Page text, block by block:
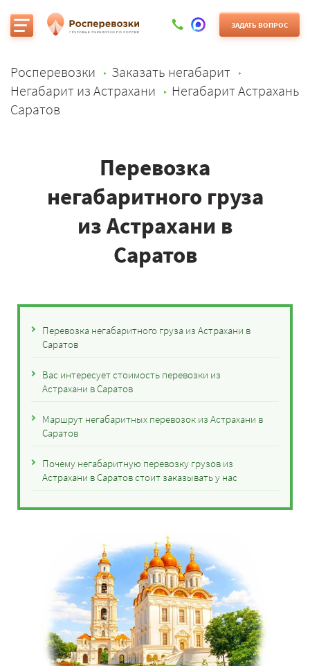
ЗАДАТЬ ВОПРОС
Росперевозки
Заказать негабарит
Негабарит из Астрахани
Негабарит Астрахань
Саратов
Перевозка
негабаритного груза
из Астрахани в
Саратов
Перевозка негабаритного груза из Астрахани в
Саратов
Вас интересует стоимость перевозки из
Астрахани в Саратов
Маршрут негабаритных перевозок из Астрахани в
Саратов
Почему негабаритную перевозку грузов из
Астрахани в Саратов стоит заказывать у нас